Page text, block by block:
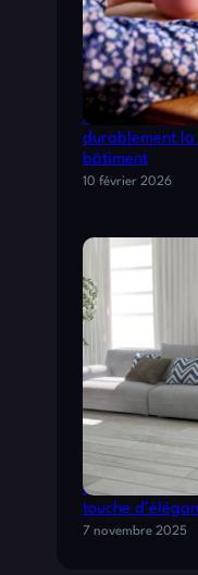
Audit
durablement la
bâtiment
10 février 2026
Les avantages
touche
7 novembre 2025